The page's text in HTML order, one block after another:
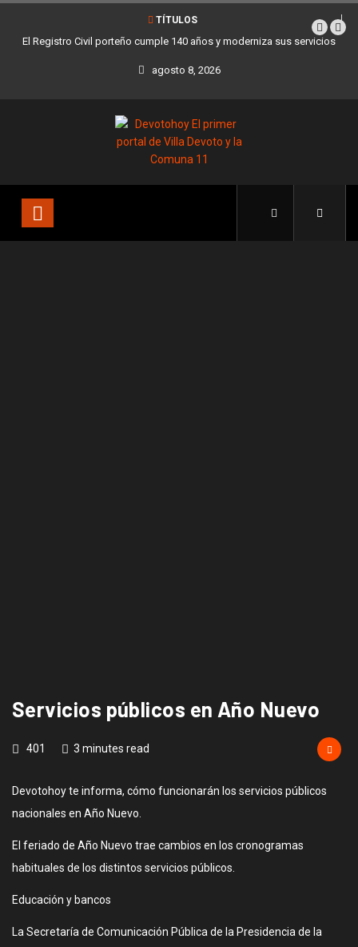
TÍTULOS
El Registro Civil porteño cumple 140 años y moderniza sus servicios
agosto 8, 2026
Servicios públicos en Año Nuevo
401 3 minutes read
Devotohoy te informa, cómo funcionarán los servicios públicos
nacionales en Año Nuevo.
El feriado de Año Nuevo trae cambios en los cronogramas
habituales de los distintos servicios públicos.
Educación y bancos
La Secretaría de Comunicación Pública de la Presidencia de la